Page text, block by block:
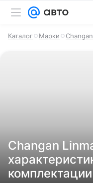
Каталог Марки Changan
Changan
комплектации